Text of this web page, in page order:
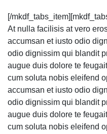
[/
At nulla facilisis at vero
accumsan et iusto odio
odio dignissim qui blandit
augue duis dolore te
cum soluta nobis eleifend
accumsan et iusto odio
odio dignissim qui blandit
augue duis dolore te
cum soluta nobis eleifend